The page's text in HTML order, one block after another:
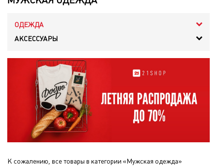
ОДЕЖДА
АКСЕССУАРЫ
К сожалению, все товары в категории «Мужская одежда»